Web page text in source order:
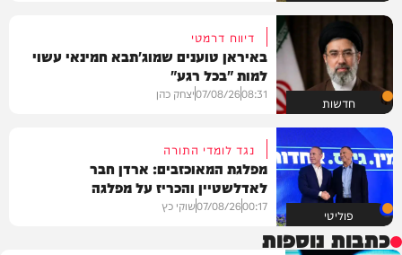
חדשות
דיווח דרמטי
באיראן טוענים שמוג'תבא חמינאי עשוי
למות "בכל רגע"
08:31
07/08/26יצחק כהן
פוליטי
נגד לומדי התורה
מפלגת המאוכזבים: ארדן חבר
לאדלשטיין והכריז על מפלגה
00:17
07/08/26שוקי כץ
כתבות נוספות